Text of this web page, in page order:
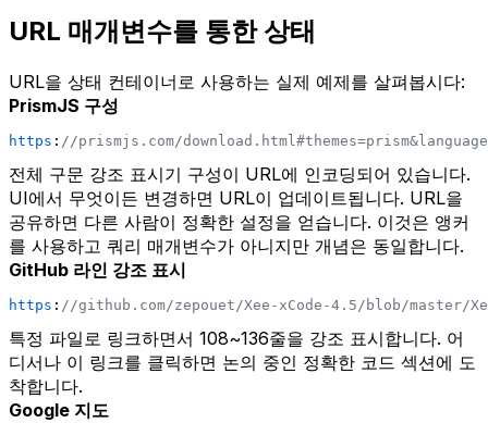
URL 매개변수를 통한 상태
URL을 상태 컨테이너로 사용하는 실제 예제를 살펴봅시다:
PrismJS 구성
https : //prismjs.com/
전체 구문 강조 표시기 구성이 URL에 인코딩되어 있습니다.
UI에서 무엇이든 변경하면 URL이 업데이트됩니다. URL을
공유하면 다른 사람이 정확한 설정을 얻습니다. 이것은 앵커
를 사용하고 쿼리 매개변수가 아니지만 개념은 동일합니다.
GitHub 라인 강조 표시
https : //github.com/zepouet/Xee-xCode-4.5/blob/master/
특정 파일로 링크하면서 108~136줄을 강조 표시합니다. 어
디서나 이 링크를 클릭하면 논의 중인 정확한 코드 섹션에 도
착합니다.
Google 지도